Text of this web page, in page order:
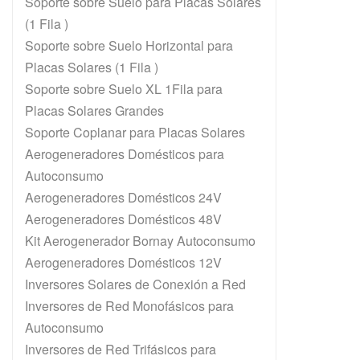
(1 Fila )
Soporte sobre Suelo Horizontal para
Placas Solares (1 Fila )
Soporte sobre Suelo XL 1Fila para
Placas Solares Grandes
Soporte Coplanar para Placas Solares
Aerogeneradores Domésticos para
Autoconsumo
Aerogeneradores Domésticos 24V
Aerogeneradores Domésticos 48V
Kit Aerogenerador Bornay Autoconsumo
Aerogeneradores Domésticos 12V
Inversores Solares de Conexión a Red
Inversores de Red Monofásicos para
Autoconsumo
Inversores de Red Trifásicos para